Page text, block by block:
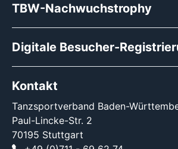
TBW-Nachwuchstrophy
Digitale Besucher-
Kontakt
Tanzsportverband Baden-
Paul-Lincke-Str. 2
70195 Stuttgart